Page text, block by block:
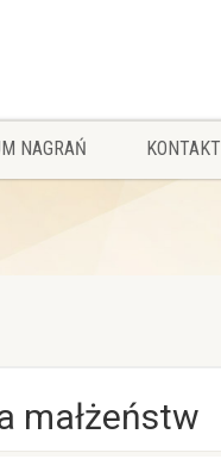
NAGRAŃ KONTAKT
małżeństw